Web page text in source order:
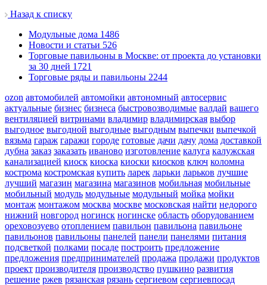
Назад к списку
Модульные дома 1486
Новости и статьи 526
Торговые павильоны в Москве: от проекта до установки
за 30 дней 1721
Торговые ряды и павильоны 2244
ozon автомобилей автомойки автономный автосервис
актуальные бизнес бизнеса быстровозводимые валдай вашего
вентиляцией витринами владимир владимирская выбор
выгодное выгодной выгодные выгодным выпечки выпечкой
вязьма гараж гаражи городе готовые дачи дачу дома доставкой
дубна заказ заказать иваново изготовление калуга калужская
канализацией киоск киоска киоски киосков ключ коломна
кострома костромская купить ларек ларьки ларьков лучшие
лучший магазин магазина магазинов мобильная мобильные
мобильный модуль модульные модульный мойка мойки
монтаж монтажом москва москве московская найти недорого
нижний новгород ногинск ногинске область оборудованием
ореховозуево отоплением павильон павильона павильоне
павильонов павильоны панелей панели панелями питания
подсветкой полками посаде построить предложение
предложения предпринимателей продажа продажи продуктов
проект производителя производство пушкино развития
решение ржев рязанская рязань сергиевом сергиевпосад